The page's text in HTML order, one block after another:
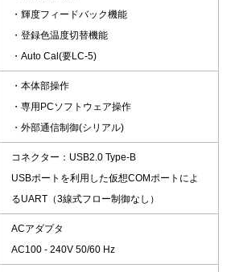
・輝度フィードバック機能
・登録色温度切替機能
・Auto Cal(要LC-5)
・本体部操作
・専用PCソフトウェア操作
・外部通信制御(シリアル)
コネクター：USB2.0 Type-B
USBポートを利用した仮想COMポートによ
るUART（3線式フロー制御なし）
ACアダプタ
AC100 - 240V 50/60 Hz